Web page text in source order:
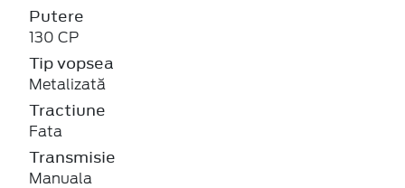
Putere
130 CP
Tip vopsea
Metalizată
Tractiune
Fata
Transmisie
Manuala